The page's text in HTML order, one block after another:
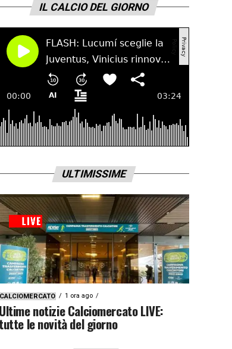
IL CALCIO DEL GIORNO
ULTIMISSIME
CALCIOMERCATO 1 ora ago
Ultime notizie Calciomercato LIVE:
tutte le novità del giorno